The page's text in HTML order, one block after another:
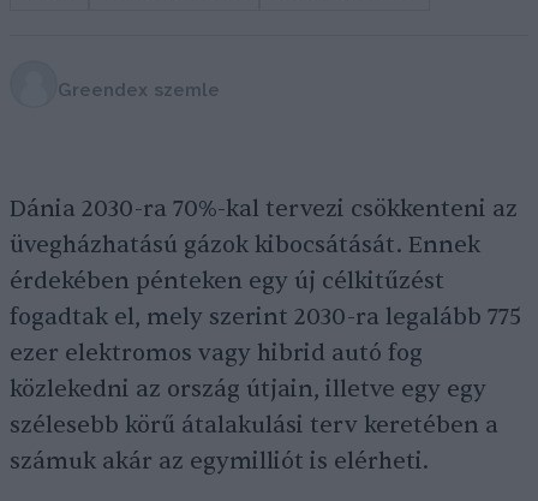
Greendex szemle
Dánia 2030-ra 70%-kal tervezi csökkenteni az
üvegházhatású gázok kibocsátását. Ennek
érdekében pénteken egy új célkitűzést
fogadtak el, mely szerint 2030-ra legalább 775
ezer elektromos vagy hibrid autó fog
közlekedni az ország útjain, illetve egy egy
szélesebb körű átalakulási terv keretében a
számuk akár az egymilliót is elérheti.